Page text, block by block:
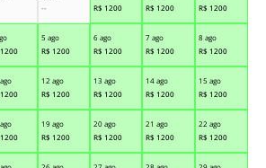
--
R$ 1200
R$ 1200
R$ 1200
1200
5 ago
R$ 1200
6 ago
R$ 1200
7 ago
R$ 1200
8 ago
R$ 1200
1200
12 ago
R$ 1200
13 ago
R$ 1200
14 ago
R$ 1200
15 ago
R$ 1200
1200
19 ago
R$ 1200
20 ago
R$ 1200
21 ago
R$ 1200
22 ago
R$ 1200